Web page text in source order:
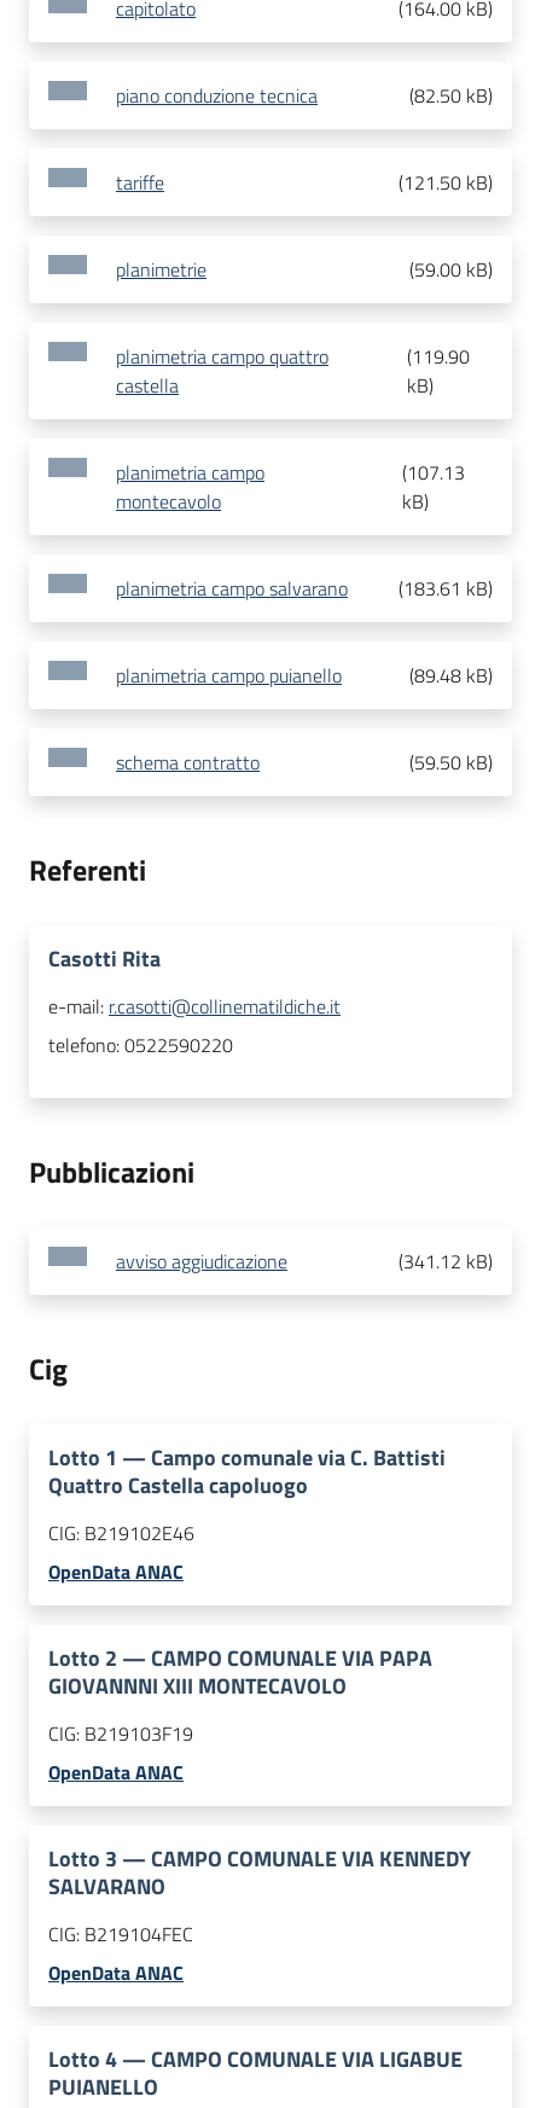
capitolato (164.00 kB)
piano conduzione tecnica (82.50 kB)
tariffe (121.50 kB)
planimetrie (59.00 kB)
planimetria campo quattro
castella
(119.90
kB)
planimetria campo
montecavolo
(107.13
kB)
planimetria campo salvarano (183.61 kB)
planimetria campo puianello (89.48 kB)
schema contratto (59.50 kB)
Referenti
Casotti Rita
e-mail: r.casotti@collinematildiche.it
telefono:0522590220
Pubblicazioni
avviso aggiudicazione (341.12 kB)
Cig
Lotto 1 —Campo comunale via C. Battisti
Quattro Castella capoluogo
CIG: B219102E46
OpenData ANAC
Lotto 2 —CAMPO COMUNALE VIA PAPA
GIOVANNNI XIII MONTECAVOLO
CIG: B219103F19
OpenData ANAC
Lotto 3 —CAMPO COMUNALE VIA KENNEDY
SALVARANO
CIG: B219104FEC
OpenData ANAC
Lotto4—CAMPO COMUNALE VIA LIGABUE
PUIANELLO